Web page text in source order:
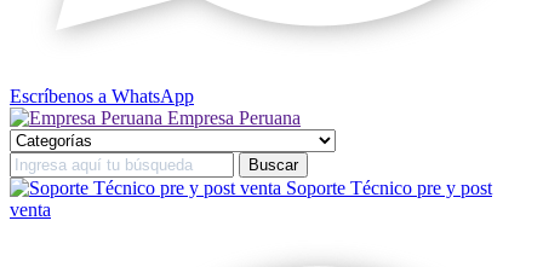
Escríbenos a WhatsApp
Empresa Peruana
Soporte Técnico pre y post
venta